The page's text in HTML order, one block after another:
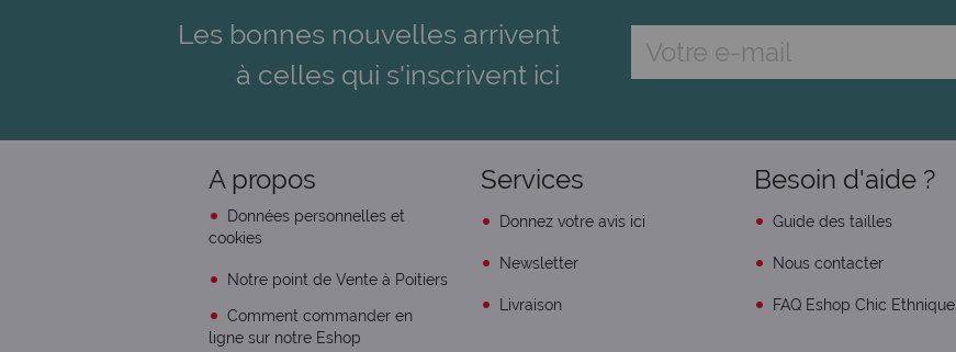
Les bonnes nouvelles arrivent
à celles qui s'inscrivent ici
A propos
Données personnelles et
cookies
Notre point de Vente à Poitiers
Comment commander en
ligne sur notre Eshop
Services
Donnez votre avis ici
Newsletter
Livraison
Besoin d'aide ?
Guide des tailles
Nous contacter
FAQ Eshop Chic Ethnique